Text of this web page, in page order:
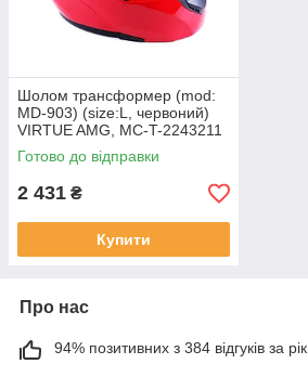
Шолом трансформер (mod:
MD-903) (size:L, червоний)
VIRTUE AMG, MC-T-2243211
Готово до відправки
2 431 ₴
Купити
Про нас
94% позитивних з 384 відгуків за рік